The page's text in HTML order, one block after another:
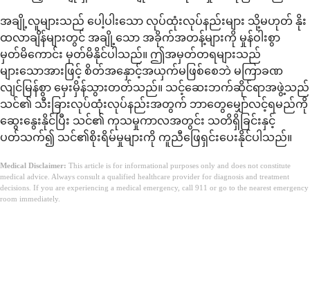
အချို့လူများသည် ပေါ့ပါးသော လုပ်ထုံးလုပ်နည်းများ သို့မဟုတ် နိုး
ထလာချိန်များတွင် အချို့သော အခိုက်အတန့်များကို မှုန်ဝါးစွာ
မှတ်မိကောင်း မှတ်မိနိုင်ပါသည်။ ဤအမှတ်တရများသည်
များသောအားဖြင့် စိတ်အနှောင့်အယှက်မဖြစ်စေဘဲ မကြာခဏ
လျင်မြန်စွာ မှေးမှိန်သွားတတ်သည်။ သင့်ဆေးဘက်ဆိုင်ရာအဖွဲ့သည်
သင်၏ သီးခြားလုပ်ထုံးလုပ်နည်းအတွက် ဘာတွေမျှော်လင့်ရမည်ကို
ဆွေးနွေးနိုင်ပြီး သင်၏ ကုသမှုကာလအတွင်း သတိရှိခြင်းနှင့်
ပတ်သက်၍ သင်၏စိုးရိမ်မှုများကို ကူညီဖြေရှင်းပေးနိုင်ပါသည်။
Medical Disclaimer: This article is for informational purposes only and does not constitute
medical advice. Always consult a qualified healthcare provider for diagnosis and treatment
decisions. If you are experiencing a medical emergency, call 911 or go to the nearest emergency
room immediately.